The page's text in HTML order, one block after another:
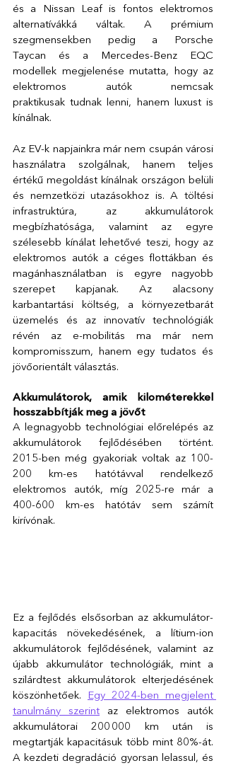
és a Nissan Leaf is fontos elektromos
alternatívákká váltak. A prémium
szegmensekben pedig a Porsche
Taycan és a Mercedes-Benz EQC
modellek megjelenése mutatta, hogy az
elektromos autók nemcsak
praktikusak tudnak lenni, hanem luxust is
kínálnak.
Az EV-k napjainkra már nem csupán városi
használatra szolgálnak, hanem teljes
értékű megoldást kínálnak országon belüli
és nemzetközi utazásokhoz is. A töltési
infrastruktúra, az akkumulátorok
megbízhatósága, valamint az egyre
szélesebb kínálat lehetővé teszi, hogy az
elektromos autók a céges flottákban és
magánhasználatban is egyre nagyobb
szerepet kapjanak. Az alacsony
karbantartási költség, a környezetbarát
üzemelés és az innovatív technológiák
révén az e-mobilitás ma már nem
kompromisszum, hanem egy tudatos és
jövőorientált választás.
Akkumulátorok, amik kilométerekkel
hosszabbítják meg a jövőt
A legnagyobb technológiai előrelépés az
akkumulátorok fejlődésében történt.
2015-ben még gyakoriak voltak az 100-
200 km-es hatótávval rendelkező
elektromos autók, míg 2025-re már a
400-600 km-es hatótáv sem számít
kirívónak.
Ez a fejlődés elsősorban az akkumulátor-
kapacitás növekedésének, a lítium-ion
akkumulátorok fejlődésének, valamint az
újabb akkumulátor technológiák, mint a
szilárdtest akkumulátorok elterjedésének
köszönhetőek. Egy 2024-ben megjelent
tanulmány szerint az elektromos autók
akkumulátorai 200 000 km után is
megtartják kapacitásuk több mint 80%-át.
A kezdeti degradáció gyorsan lelassul, és